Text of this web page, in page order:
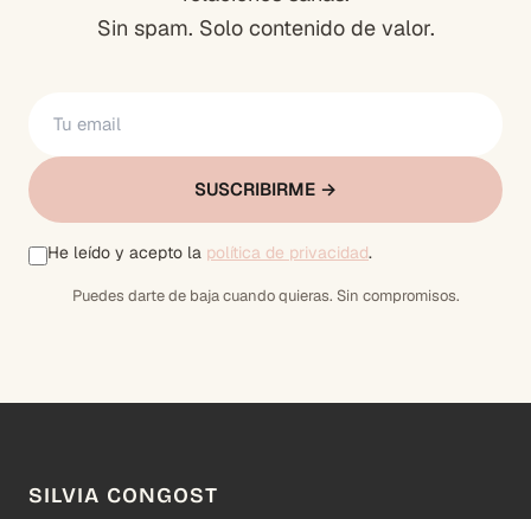
Sin spam. Solo contenido de valor.
SUSCRIBIRME →
He leído y acepto la política de privacidad.
Puedes darte de baja cuando quieras. Sin compromisos.
SILVIA CONGOST